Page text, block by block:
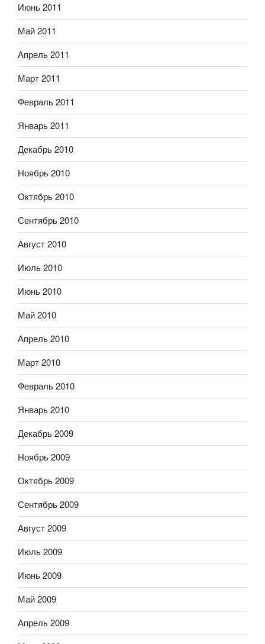
Июнь 2011
Май 2011
Апрель 2011
Март 2011
Февраль 2011
Январь 2011
Декабрь 2010
Ноябрь 2010
Октябрь 2010
Сентябрь 2010
Август 2010
Июль 2010
Июнь 2010
Май 2010
Апрель 2010
Март 2010
Февраль 2010
Январь 2010
Декабрь 2009
Ноябрь 2009
Октябрь 2009
Сентябрь 2009
Август 2009
Июль 2009
Июнь 2009
Май 2009
Апрель 2009